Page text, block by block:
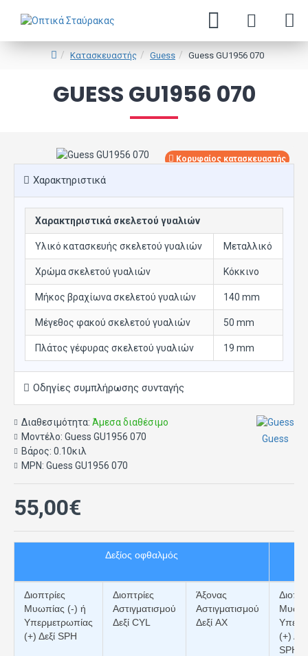
Κατασκευαστής Guess Guess GU1956 070
GUESS GU1956 070
Κορυφαίος κατασκευαστής
Χαρακτηριστικά
Χαρακτηριστικά σκελετού γυαλιών
Υλικό κατασκευής σκελετού γυαλιών Μεταλλικό
Χρώμα σκελετού γυαλιών Κόκκινο
Μήκος βραχίωνα σκελετού γυαλιών 140 mm
Μέγεθος φακού σκελετού γυαλιών 50 mm
Πλάτος γέφυρας σκελετού γυαλιών 19 mm
Οδηγίες συμπλήρωσης συνταγής
Διαθεσιμότητα: Άμεσα διαθέσιμο
Μοντέλο: Guess GU1956 070
Βάρος: 0.10κιλ
MPN: Guess GU1956 070
Guess
55,00€
Δεξίος οφθαλμός
Διοπτρίες
Μυωπίας (-) ή
Υπερμετρωπίας
(+) Δεξί SPH
Διοπτρίες
Αστιγματισμού
Δεξί CYL
Άξονας
Αστιγματισμού
Δεξί AX
(+)
SPH